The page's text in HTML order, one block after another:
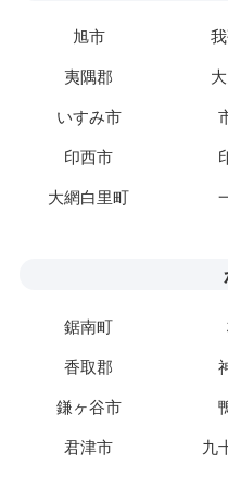
旭市
夷隅郡
いすみ市
印西市
大網白里町
鋸南町
香取郡
鎌ヶ谷市
君津市 九